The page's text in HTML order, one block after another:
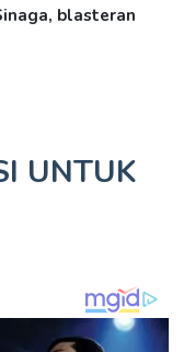
blasteran
UNTUK